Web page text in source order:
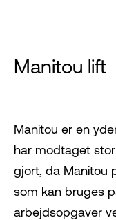
Manitou lift
Manitou er en
har modtaget
gjort, da Manitou
som kan bruges
arbejdsopgaver